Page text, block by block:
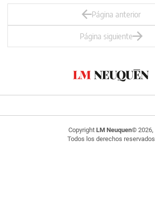
Página anterior
Página siguiente
Copyright LM Neuquen© 2026,
Todos los derechos reservados